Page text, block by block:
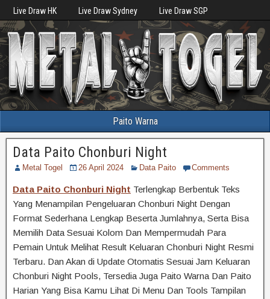
Live Draw HK Live Draw Sydney Live Draw SGP
Paito Warna
Data Paito Chonburi Night
Metal Togel 26 April 2024 Data Paito Comments
Data Paito Chonburi Night Terlengkap Berbentuk Teks
Yang Menampilan Pengeluaran Chonburi Night Dengan
Format Sederhana Lengkap Beserta Jumlahnya, Serta Bisa
Memilih Data Sesuai Kolom Dan Mempermudah Para
Pemain Untuk Melihat Result Keluaran Chonburi Night Resmi
Terbaru. Dan Akan di Update Otomatis Sesuai Jam Keluaran
Chonburi Night Pools, Tersedia Juga Paito Warna Dan Paito
Harian Yang Bisa Kamu Lihat Di Menu Dan Tools Tampilan